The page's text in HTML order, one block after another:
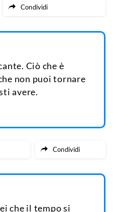
Condividi
Ciò che è
non puoi tornare
avere.
Condividi
che il tempo si